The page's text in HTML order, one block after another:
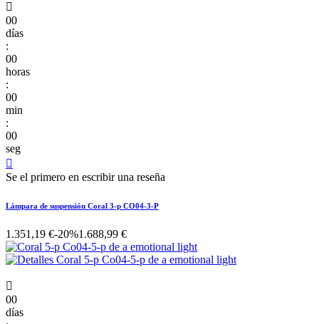

00
días
:
00
horas
:
00
min
:
00
seg

Se el primero en escribir una reseña
Lámpara de suspensión Coral 3-p CO04-3-P
1.351,19 €-20%1.688,99 €

00
días